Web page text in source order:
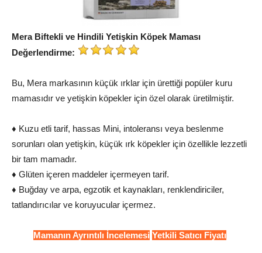
Mera Biftekli ve Hindili Yetişkin Köpek Maması
Değerlendirme:
Bu, Mera markasının küçük ırklar için ürettiği popüler kuru
mamasıdır ve yetişkin köpekler için özel olarak üretilmiştir.
♦ Kuzu etli tarif, hassas Mini, intoleransı veya beslenme
sorunları olan yetişkin, küçük ırk köpekler için özellikle lezzetli
bir tam mamadır.
♦ Glüten içeren maddeler içermeyen tarif.
♦ Buğday ve arpa, egzotik et kaynakları, renklendiriciler,
tatlandırıcılar ve koruyucular içermez.
Mamanın Ayrıntılı İncelemesi Yetkili Satıcı Fiyatı